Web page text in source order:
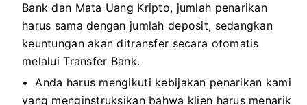
Bank dan Mata Uang Kripto, jumlah penarikan
harus sama dengan jumlah deposit, sedangkan
keuntungan akan ditransfer secara otomatis
melalui Transfer Bank.
Anda harus mengikuti kebijakan penarikan kami
yang menginstruksikan bahwa klien harus menarik